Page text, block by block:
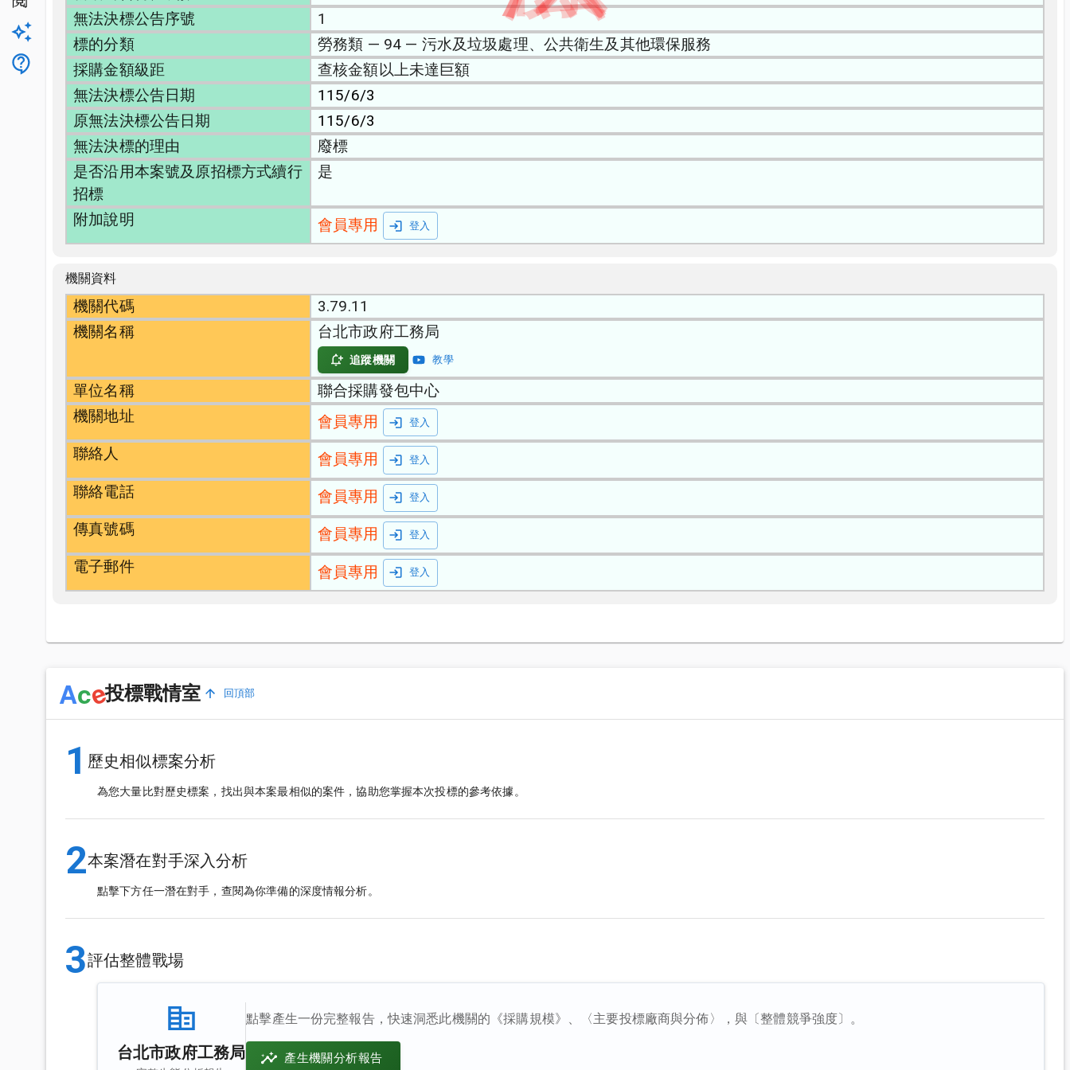
升級方案
客服
無法決標公告序號
1
標的分類
勞務類 — 94 — 污水及垃圾處理、公共衛生及其他環保服務
採購金額級距
查核金額以上未達巨額
無法決標公告日期
115/6/3
原無法決標公告日期
115/6/3
無法決標的理由
廢標
是否沿用本案號及原招標方式續行
招標
是
附加說明 會員專用 登入
機關資料
機關代碼
3.79.11
機關名稱
台北市政府工務局
追蹤機關 教學
單位名稱
聯合採購發包中心
機關地址
會員專用 登入
聯絡人 會員專用 登入
聯絡電話 會員專用 登入
傳真號碼 會員專用 登入
電子郵件 會員專用 登入
Ace投標戰情室 回頂部
1 歷史相似標案分析
為您大量比對歷史標案，找出與本案最相似的案件，協助您掌握本次投標的參考依據。
2本案潛在對手深入分析
點擊下方任一潛在對手，查閱為你準備的深度情報分析。
3評估整體戰場
台北市政府工務局
點擊產生一份完整報告，快速洞悉此機關的《採購規模》、〈主要投標廠商與分佈〉，與〔整體競爭強度〕。
產生機關分析報告